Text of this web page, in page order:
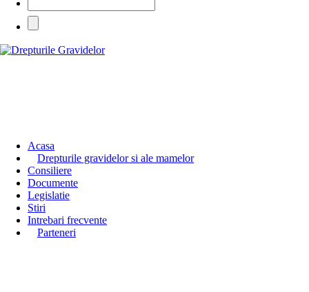
Acasa
Drepturile gravidelor si ale mamelor
Consiliere
Documente
Legislatie
Stiri
Intrebari frecvente
Parteneri